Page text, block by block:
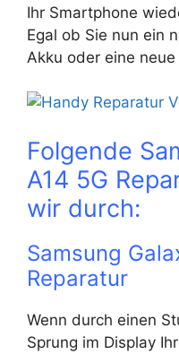
Ihr Smartphone
Egal ob Sie nun ein
Akku oder eine
Folgende
A14 5G
wir durch:
Samsung
Reparatur
Wenn durch einen
Sprung im Display